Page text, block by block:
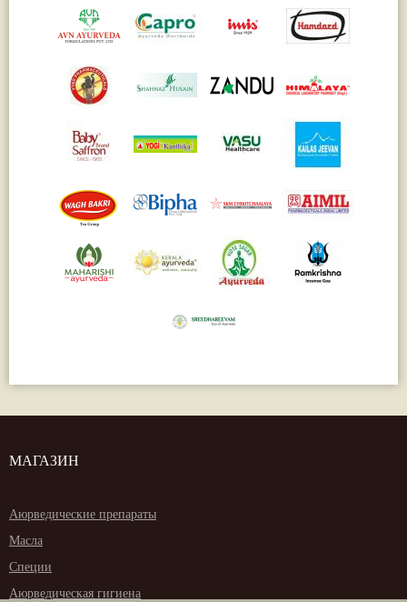
МАГАЗИН
Аюрведические препараты
Масла
Специи
Аюрведическая гигиена